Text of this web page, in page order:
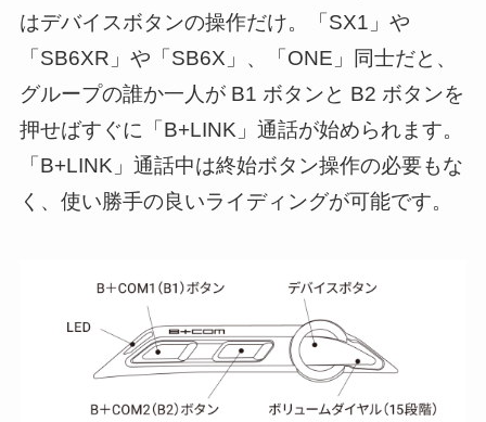
はデバイスボタンの操作だけ。「SX1」や
「SB6XR」や「SB6X」、「ONE」同士だと、
グループの誰か一人が B1 ボタンと B2 ボタンを
押せばすぐに「B+LINK」通話が始められます。
「B+LINK」通話中は終始ボタン操作の必要もな
く、使い勝手の良いライディングが可能です。